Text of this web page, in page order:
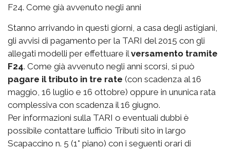
F24. Come già avvenuto negli anni
Stanno arrivando in questi giorni, a casa degli astigiani,
gli avvisi di pagamento per la TARI del 2015 con gli
allegati modelli per effettuare il versamento tramite
F24. Come già avvenuto negli anni scorsi, si può
pagare il tributo in tre rate (con scadenza al 16
maggio, 16 luglio e 16 ottobre) oppure in ununica rata
complessiva con scadenza il 16 giugno.
Per informazioni sulla TARI o eventuali dubbi è
possibile contattare lufficio Tributi sito in largo
Scapaccino n. 5 (1° piano) con i seguenti orari di